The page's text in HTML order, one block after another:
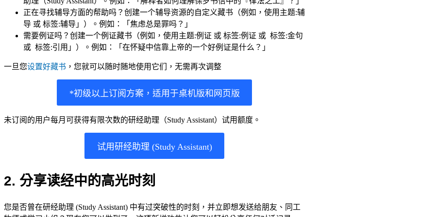
正在寻找辅导方面的帮助吗？创建一个辅导资源的自定义藏书（例如，使用主题:辅
导 或 标签:辅导」）。例如：「焦虑总是罪吗？」
需要例证吗？创建一个例证藏书（例如，使用主题:例证 或 标签:例证 或 标签:金句
或 标签:引用」）。例如：「在怀疑中信靠上帝的一个好例证是什么？」
一旦您设置好藏书 ，您就可以随时随地使用它们，无需再次调整
*初级以上订阅方案，适用于桌机版和网页版
未订阅的用户每月可获得有限次数的研经助理（Study Assistant）试用额度。
试用研经助理 (Study Assistant)
2. 分享读经中的高光时刻
您是否曾在研经助理 (Study Assistant) 中有过突破性的时刻，并立即想发送给朋友、同工